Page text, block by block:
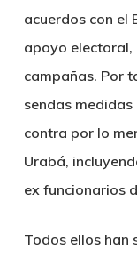
acuerdos con el
apoyo
campañas. Por
sendas
contra por lo
Urabá,
ex funcionarios
Todos ellos han